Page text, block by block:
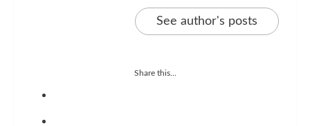
See author's posts
Share this...